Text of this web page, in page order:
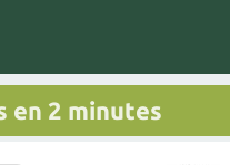
en 2 minutes